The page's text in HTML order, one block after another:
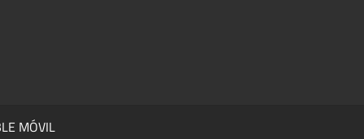
MÓVIL